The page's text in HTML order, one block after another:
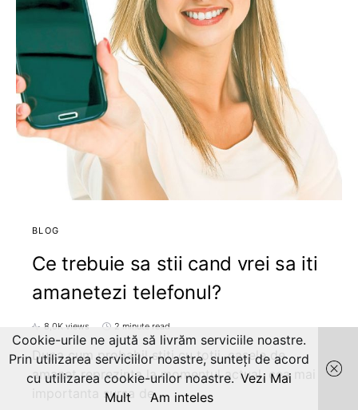
BLOG
Ce trebuie sa stii cand vrei sa iti
amanetezi telefonul?
8,0K views 2 minute read
Dupa cum probabil stiti cu totii, casele de
amanet reprezinta la momentul actual, cea mai
importanta sursa de…
Cookie-urile ne ajută să livrăm serviciile noastre.
Prin utilizarea serviciilor noastre, sunteți de acord
cu utilizarea cookie-urilor noastre. Vezi Mai
Mult
Am inteles